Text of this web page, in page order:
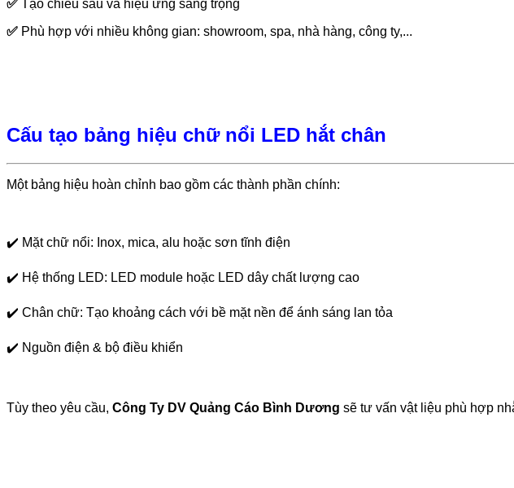
✅ Tạo chiều sâu và hiệu ứng sang trọng
✅ Phù hợp với nhiều không gian: showroom, spa, nhà hàng, công ty,...
Cấu tạo bảng hiệu chữ nổi LED hắt chân
Một bảng hiệu hoàn chỉnh bao gồm các thành phần chính:
✔️ Mặt chữ nổi: Inox, mica, alu hoặc sơn tĩnh điện
✔️ Hệ thống LED: LED module hoặc LED dây chất lượng cao
✔️ Chân chữ: Tạo khoảng cách với bề mặt nền để ánh sáng lan tỏa
✔️ Nguồn điện & bộ điều khiển
Tùy theo yêu cầu, Công Ty DV Quảng Cáo Bình Dương sẽ tư vấn vật liệu phù hợp